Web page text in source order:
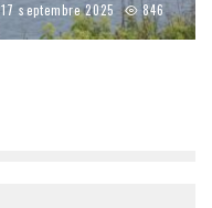
17 septembre 2025 846